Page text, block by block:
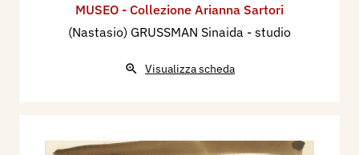
MUSEO - Collezione Arianna Sartori
(Nastasio) GRUSSMAN Sinaida - studio
Visualizza scheda